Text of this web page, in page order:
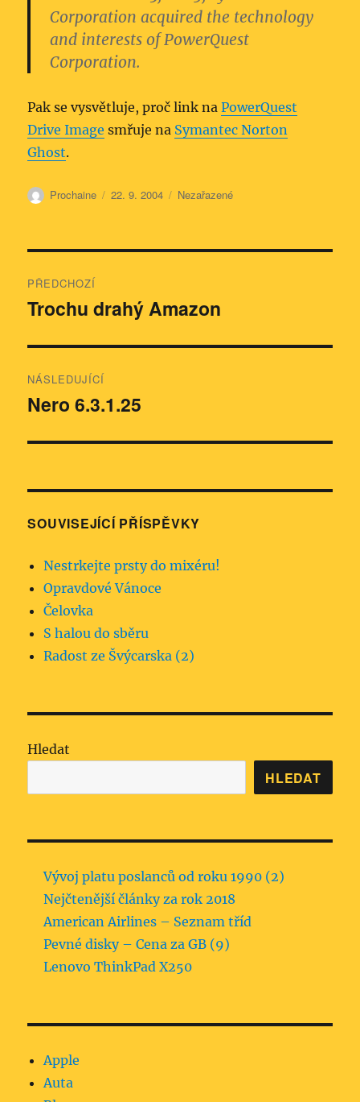
Corporation acquired the technology
and interests of PowerQuest
Corporation.
Pak se vysvětluje, proč link naPowerQuest
Drive Image smřuje na Symantec Norton
Ghost.
Autor:
Prochaine Publikováno:
22. 9. 2004 Rubriky:
Nezařazené
pro
PŘEDCHOZÍ
Předchozí
Trochu drahý Amazon
NÁSLEDUJÍCÍ
Následující
Nero 6.3.1.25
SOUVISEJÍCÍ PŘÍSPĚVKY
Nestrkejte prsty do mixéru!
Opravdové Vánoce
Čelovka
S halou do sběru
Radost ze Švýcarska (2)
Hledat
HLEDAT
Vývoj platu poslanců od roku 1990 (2)
Nejčtenější články za rok 2018
American Airlines – Seznam tříd
Pevné disky – Cena za GB (9)
Lenovo ThinkPad X250
Apple
Auta